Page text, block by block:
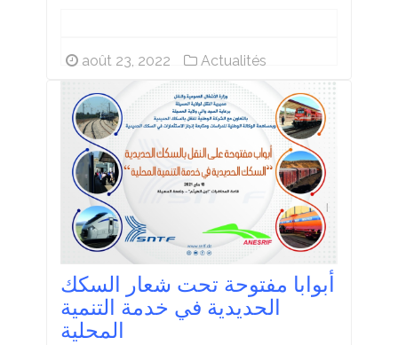
août 23, 2022 Actualités
أبوابا مفتوحة تحت شعار السكك
الحديدية في خدمة التنمية
المحلية